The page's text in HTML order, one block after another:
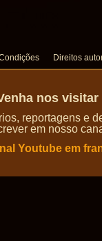
Direitos
nos
reportagens e
em nosso
Youtube em